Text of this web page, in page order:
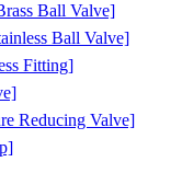
Ball Valve]
Ball Valve]
Fitting]
Reducing Valve]